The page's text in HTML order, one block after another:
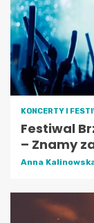
KONCERTY I
Festiwal
– Znamy
Anna